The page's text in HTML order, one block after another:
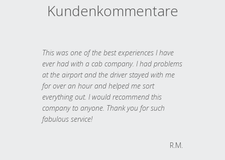
Kundenkommentare
This was one of the best experiences I have
ever had with a cab company. I had problems
at the airport and the driver stayed with me
for over an hour and helped me sort
everything out. I would recommend this
company to anyone. Thank you for such
fabulous service!
R.M.